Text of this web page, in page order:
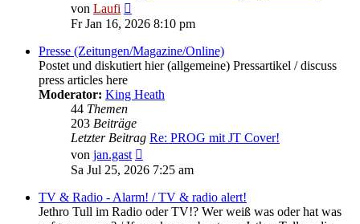
von Laufi
Beitrag
Fr Jan 16, 2026 8:10 pm
Presse (Zeitungen/Magazine/Online)
Postet und diskutiert hier (allgemeine) Pressartikel / discuss
press articles here
Moderator: King Heath
44 Themen
203 Beiträge
Letzter Beitrag Re: PROG mit JT Cover!
von jan.gast
Beitrag
Sa Jul 25, 2026 7:25 am
TV & Radio - Alarm! / TV & radio alert!
Jethro Tull im Radio oder TV!? Wer weiß was oder hat was